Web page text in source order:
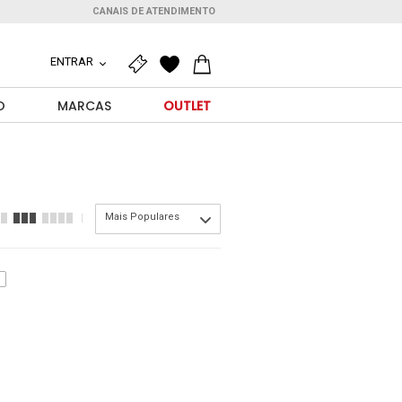
CANAIS DE ATENDIMENTO
ENTRAR
MARCAS OUTLET
Mais Populares